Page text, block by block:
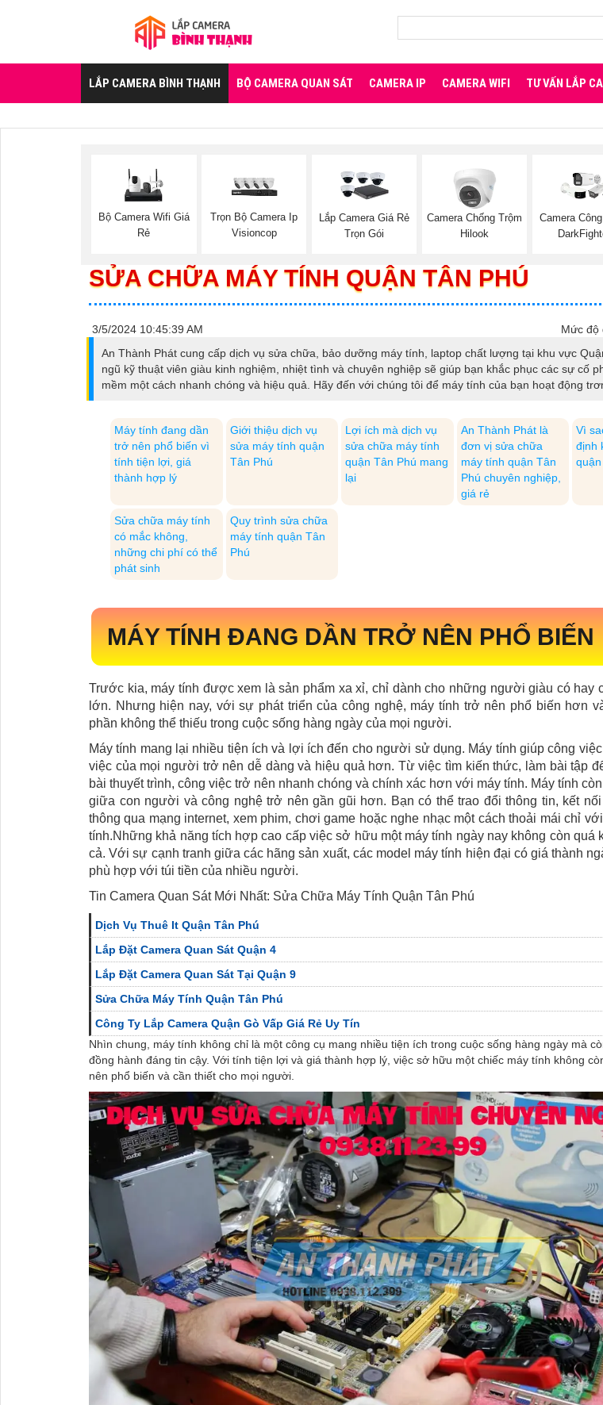
LẮP CAMERA BÌNH THẠNH BỘ CAMERA QUAN SÁT CAMERA IP CAMERA WIFI TƯ VẤN LẮP
Bộ Camera Wifi Giá
Rẻ
Trọn Bộ Camera Ip
Visioncop
Lắp Camera Giá Rẻ
Trọn Gói
Camera Chống Trộm
Hilook
Camera
SỬA CHỮA MÁY TÍNH QUẬN TÂN PHÚ
3/5/2024 10:45:39 AM
Mức độ
An Thành Phát cung cấp dịch vụ sửa chữa, bảo dưỡng máy tính, laptop chất lượng tại khu vực
ngũ kỹ thuật viên giàu kinh nghiệm, nhiệt tình và chuyên nghiệp sẽ giúp bạn khắc phục các sự cố
mềm một cách nhanh chóng và hiệu quả. Hãy đến với chúng tôi để máy tính của bạn hoạt động
Máy tính đang dần
trở nên phổ biến vì
tính tiện lợi, giá
thành hợp lý
Giới thiệu dịch vụ
sửa máy tính quận
Tân Phú
Lợi ích mà dịch vụ
sửa chữa máy tính
quận Tân Phú mang
lại
An Thành Phát là
đơn vị sửa chữa
máy tính quận Tân
Phú chuyên nghiệp,
giá rẻ
Vì
định
Sửa chữa máy tính
có mắc không,
những chi phí có thể
phát sinh
Quy trình sửa chữa
máy tính quận Tân
Phú
MÁY TÍNH ĐANG DẦN TRỞ NÊN PHỔ BIẾN
Trước kia, máy tính được xem là sản phẩm xa xỉ, chỉ dành cho những người giàu có hay
lớn. Nhưng hiện nay, với sự phát triển của công nghệ, máy tính trở nên phổ biến hơn
phần không thể thiếu trong cuộc sống hàng ngày của mọi người.
Máy tính mang lại nhiều tiện ích và lợi ích đến cho người sử dụng. Máy tính giúp công
việc của mọi người trở nên dễ dàng và hiệu quả hơn. Từ việc tìm kiến thức, làm bài tập
bài thuyết trình, công việc trở nên nhanh chóng và chính xác hơn với máy tính. Máy tính
giữa con người và công nghệ trở nên gần gũi hơn. Bạn có thể trao đổi thông tin, kết
thông qua mạng internet, xem phim, chơi game hoặc nghe nhạc một cách thoải mái chỉ
tính.Những khả năng tích hợp cao cấp việc sở hữu một máy tính ngày nay không còn quá
cả. Với sự cạnh tranh giữa các hãng sản xuất, các model máy tính hiện đại có giá thành
phù hợp với túi tiền của nhiều người.
Tin Camera Quan Sát Mới Nhất: Sửa Chữa Máy Tính Quận Tân Phú
Dịch Vụ Thuê It Quận Tân Phú
Lắp Đặt Camera Quan Sát Quận 4
Lắp Đặt Camera Quan Sát Tại Quận 9
Sửa Chữa Máy Tính Quận Tân Phú
Công Ty Lắp Camera Quận Gò Vấp Giá Rẻ Uy Tín
Nhìn chung, máy tính không chỉ là một công cụ mang nhiều tiện ích trong cuộc sống hàng ngày mà
đồng hành đáng tin cậy. Với tính tiện lợi và giá thành hợp lý, việc sở hữu một chiếc máy tính không
nên phổ biến và cần thiết cho mọi người.